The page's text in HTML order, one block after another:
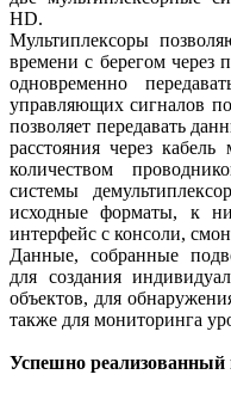
HD.
Мультиплексоры
времени с берегом через
одновременно
управляющих сигналов
позволяет передавать
расстояния через
количеством
системы
исходные форматы, к
интерфейс с консоли,
Данные, собранные
для создания
объектов, для
также для мониторинга
Успешно реализованный